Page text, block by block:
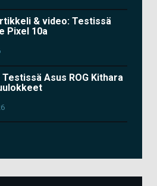
& video: Testissä
Pixel 10a
Testissä Asus ROG Kithara